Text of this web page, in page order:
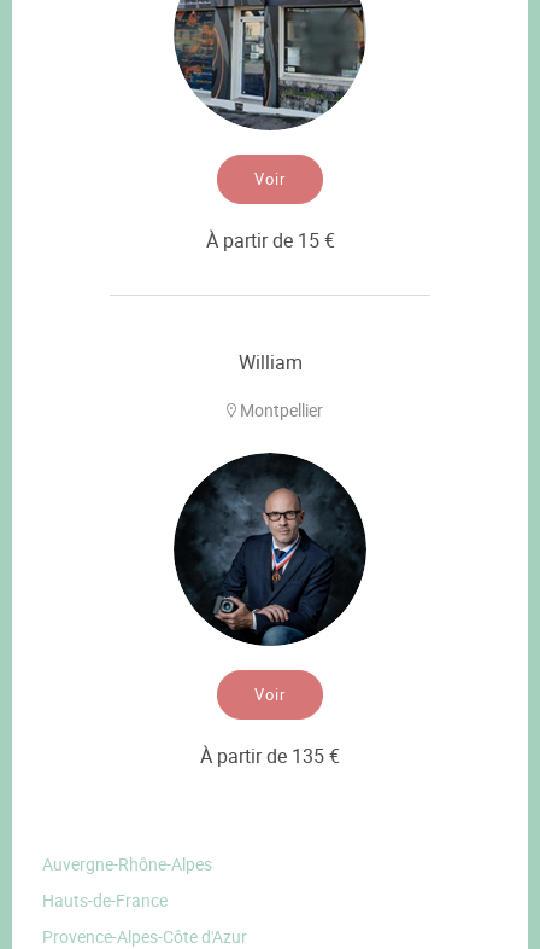
Voir
À partir de 15 €
William
Montpellier
Voir
À partir de 135 €
Auvergne-Rhône-Alpes
Hauts-de-France
Provence-Alpes-Côte d'Azur